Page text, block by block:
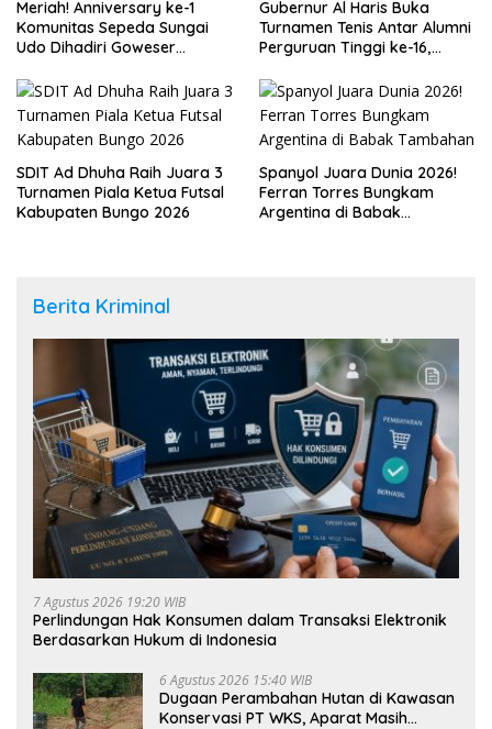
Meriah! Anniversary ke-1
Komunitas Sepeda Sungai
Udo Dihadiri Goweser
Gubernur Al Haris Buka
Turnamen Tenis Antar Alumni
Perguruan Tinggi ke-16,
Peserta
SDIT Ad Dhuha Raih Juara 3
Turnamen Piala Ketua Futsal
Kabupaten Bungo 2026
Spanyol Juara Dunia 2026!
Ferran Torres Bungkam
Argentina di Babak
Berita Kriminal
7 Agustus 2026 19:20 WIB
Perlindungan Hak Konsumen dalam Transaksi Elektronik
Berdasarkan Hukum di Indonesia
6 Agustus 2026 15:40 WIB
Dugaan Perambahan Hutan di Kawasan
Konservasi PT WKS, Aparat Masih